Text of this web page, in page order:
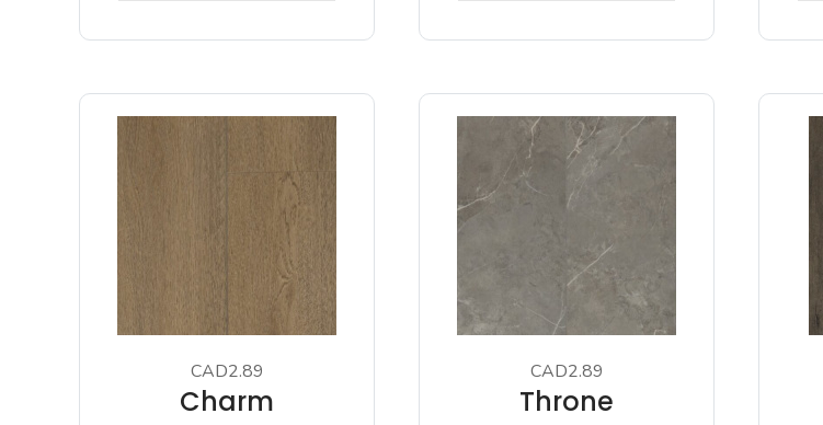
CAD2.89
Charm
CAD2.89
Throne